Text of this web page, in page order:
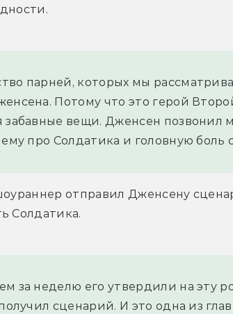
парней, которых мы
Потому что это герой
забавные вещи. Дженсен позвонил
ему про Солдатика и головную боль
отправил Дженсену
Солдатика.
за неделю его утвердили на эту
сценарий. И это одна из